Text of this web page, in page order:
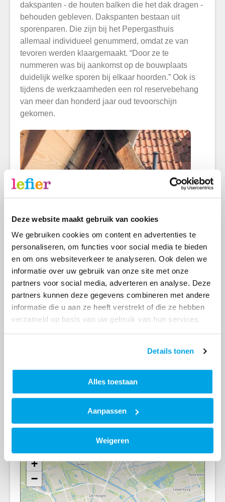
Deze website maakt gebruik van cookies
We gebruiken cookies om content en advertenties te
personaliseren, om functies voor social media te bieden
en om ons websiteverkeer te analyseren. Ook delen we
informatie over uw gebruik van onze site met onze
partners voor social media, adverteren en analyse. Deze
partners kunnen deze gegevens combineren met andere
informatie die u aan ze heeft verstrekt of die ze hebben
verzameld op basis van uw gebruik van hun services.
Details tonen
Alles toestaan
Aanpassen
Weigeren
dakspanten - de houten balken die het dak dragen -
behouden gebl even. Dakspanten bestaan uit
sporenparen. Die zijn bij het Pepergasthuis
allemaal individueel genummerd, omdat ze van
tevoren werden klaargemaakt. “Door ze te
nummeren was bij aankomst op de bouwplaats
duidelijk welke sporen bij elkaar hoorden.” Ook is
tijdens de werkzaamheden een rol reservebehang
van meer dan honderd jaar oud tevoorschijn
gekomen.
Terug naar overzicht
+
−